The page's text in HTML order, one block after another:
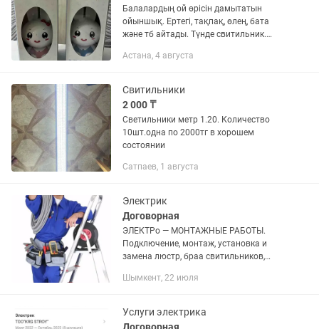
Балалардың ой өрісін дамытатын
ойыншық. Ертегі, тақпақ, өлең, бата
және тб айтады. Түнде свитильник.
қуатталады. Екі түрлі түсі бар: ақшыл
Астана, 4 августа
Свитильники
2 000 ₸
Светильники метр 1.20. Количество
10шт.одна по 2000тг в хорошем
состоянии
Сатпаев, 1 августа
Электрик
Договорная
ЭЛЕКТРо — МОНТАЖНЫЕ РАБОТЫ.
Подключение, монтаж, установка и
замена люстр, браа свитильников,
движения, счетчиков и
103, 105, 121...
Шымкент, 22 июля
Услуги электрика